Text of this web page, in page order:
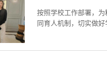
按照学校工作部署，
同育人机制，切实做好